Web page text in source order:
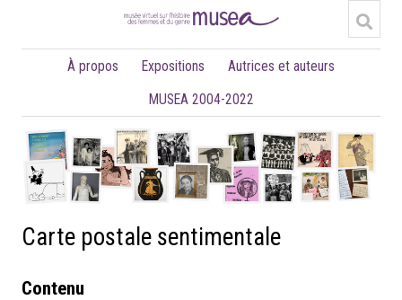
À propos Expositions
Autrices et auteurs
MUSEA 2004-2022
Carte postale sentimentale
Contenu